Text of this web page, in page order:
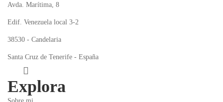
Avda. Marítima, 8
Edif. Venezuela local 3-2
38530 - Candelaria
Santa Cruz de Tenerife - España
Explora
Sobre mi